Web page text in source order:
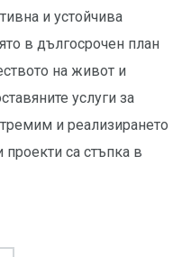
и устойчива
в дългосрочен план
на живот и
услуги за
и реализирането
проекти са стъпка в